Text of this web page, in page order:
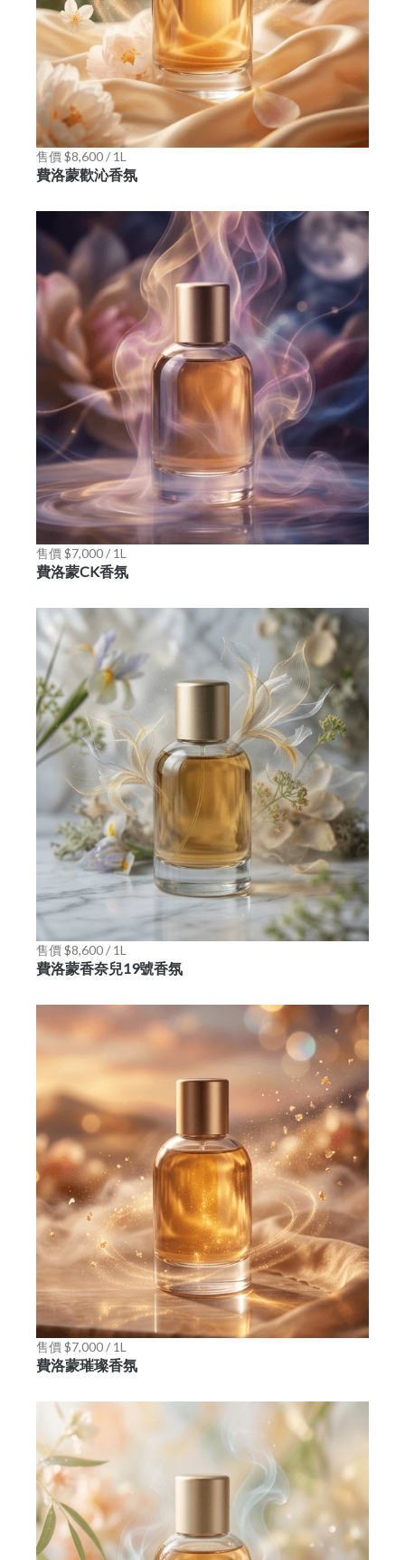
售價 $8,600 / 1L
費洛蒙歡沁香氛
售價 $7,000 / 1L
費洛蒙CK香氛
售價 $8,600 / 1L
費洛蒙香奈兒19號香氛
售價 $7,000 / 1L
費洛蒙璀璨香氛